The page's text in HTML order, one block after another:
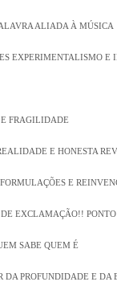
ALIADA À MÚSICA
EXPERIMENTALISMO E
FRAGILIDADE
E HONESTA
E
EXCLAMAÇÃO!!
SABE QUEM É
DA PROFUNDIDADE E DA